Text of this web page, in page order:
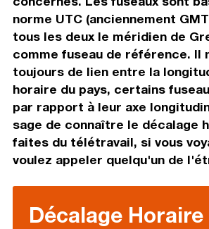
norme UTC (anciennement
tous les deux le méridien de
comme fuseau de référence. Il
toujours de lien entre la
horaire du pays, certains
par rapport à leur axe
sage de connaître le décalage
faites du télétravail, si vous
voulez appeler quelqu'un de
Décalage